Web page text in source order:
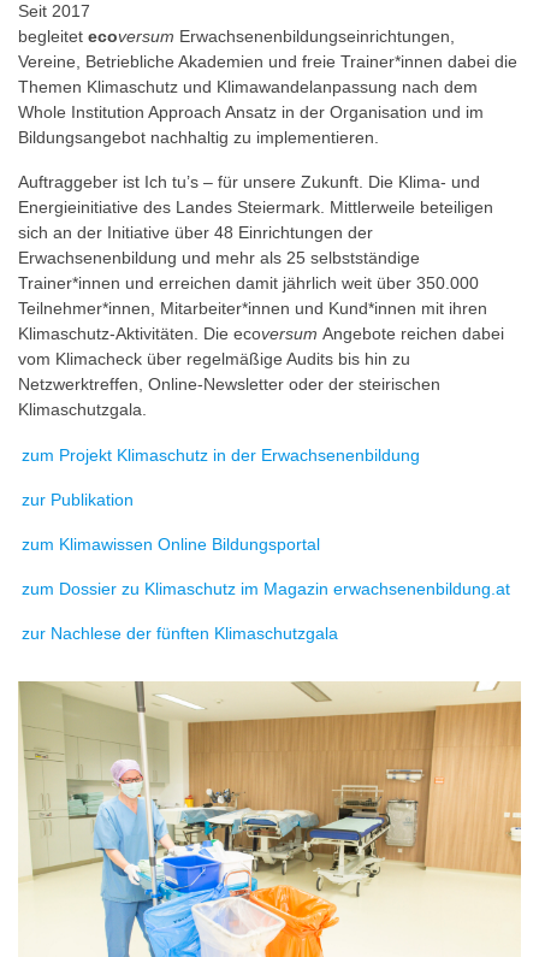
Seit 2017
begleitet ecoversum Erwachsenenbildungseinrichtungen,
Vereine, Betriebliche Akademien und freie Trainer*innen dabei die
Themen Klimaschutz und Klimawandelanpassung nach dem
Whole Institution Approach Ansatz in der Organisation und im
Bildungsangebot nachhaltig zu implementieren.
Auftraggeber ist Ich tu’s – für unsere Zukunft. Die Klima- und
Energieinitiative des Landes Steiermark. Mittlerweile beteiligen
sich an der Initiative über 48 Einrichtungen der
Erwachsenenbildung und mehr als 25 selbstständige
Trainer*innen und erreichen damit jährlich weit über 350.000
Teilnehmer*innen, Mitarbeiter*innen und Kund*innen mit ihren
Klimaschutz-Aktivitäten. Die ecoversum Angebote reichen dabei
vom Klimacheck über regelmäßige Audits bis hin zu
Netzwerktreffen, Online-Newsletter oder der steirischen
Klimaschutzgala.
zum Projekt Klimaschutz in der Erwachsenenbildung
zur Publikation
zum Klimawissen Online Bildungsportal
zum Dossier zu Klimaschutz im Magazin erwachsenenbildung.at
zur Nachlese der fünften Klimaschutzgala